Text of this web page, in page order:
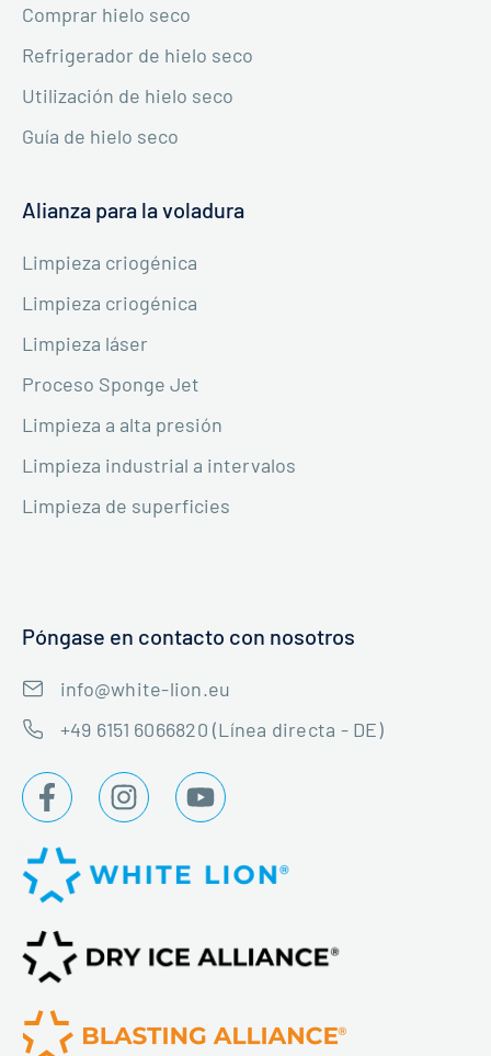
Comprar hielo seco
Refrigerador de hielo seco
Utilización de hielo seco
Guía de hielo seco
Alianza para la voladura
Limpieza criogénica
Limpieza criogénica
Limpieza láser
Proceso Sponge Jet
Limpieza a alta presión
Limpieza industrial a intervalos
Limpieza de superficies
Póngase en contacto con nosotros
info@white-lion.eu
+49 6151 6066820 (Línea directa - DE)